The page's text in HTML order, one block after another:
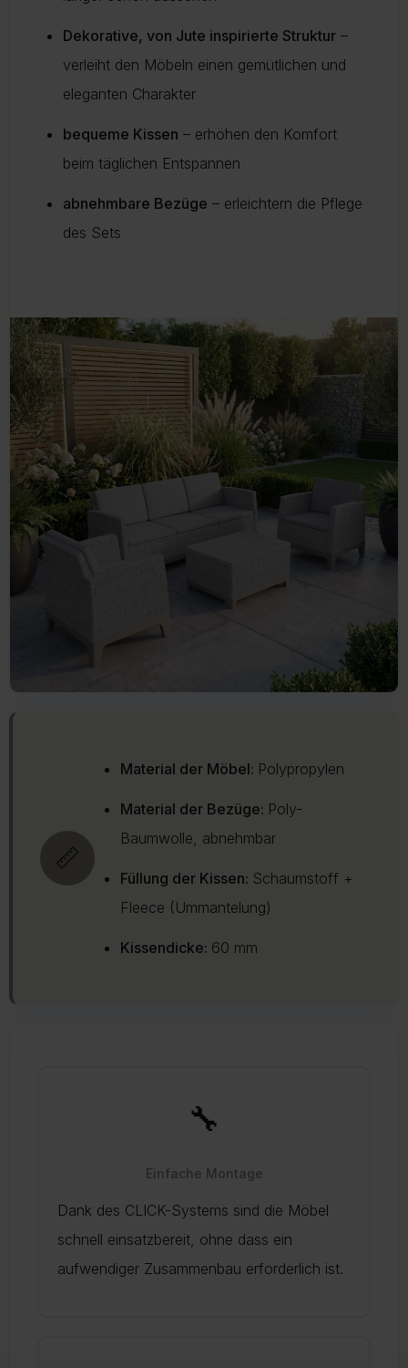
Dekorative, von Jute inspirierte Struktur –
verleiht den Möbeln einen gemütlichen und
eleganten Charakter
bequeme Kissen – erhöhen den Komfort
beim täglichen Entspannen
abnehmbare Bezüge – erleichtern die Pflege
des Sets
📏
Material der Möbel: Polypropylen
Material der Bezüge: Poly-
Baumwolle, abnehmbar
Füllung der Kissen: Schaumstoff +
Fleece (Ummantelung)
Kissendicke: 60 mm
🔧
Einfache Montage
Dank des CLICK-Systems sind die Möbel
schnell einsatzbereit, ohne dass ein
aufwendiger Zusammenbau erforderlich ist.